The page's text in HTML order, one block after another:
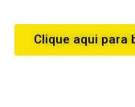
Clique aqui para